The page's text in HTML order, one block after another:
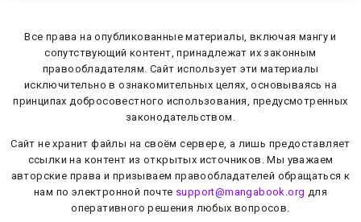
Все права на опубликованные материалы, включая мангу и
сопутствующий контент, принадлежат их законным
правообладателям. Сайт использует эти материалы
исключительно в ознакомительных целях, основываясь на
принципах добросовестного использования, предусмотренных
законодательством.
Сайт не хранит файлы на своём сервере, а лишь предоставляет
ссылки на контент из открытых источников. Мы уважаем
авторские права и призываем правообладателей обращаться к
нам по электронной почте support@mangabook.org для
оперативного решения любых вопросов.